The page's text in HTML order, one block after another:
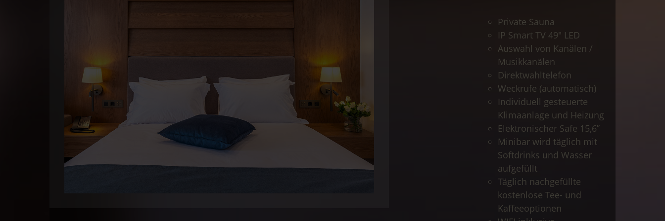
Private Sauna
IP Smart TV 49" LED
Auswahl von Kanälen /
Musikkanälen
Direktwahltelefon
Weckrufe (automatisch)
Individuell gesteuerte
Klimaanlage und Heizung
Elektronischer Safe 15,6’’
Minibar wird täglich mit
Softdrinks und Wasser
aufgefüllt
Täglich nachgefüllte
kostenlose Tee- und
Kaffeeoptionen